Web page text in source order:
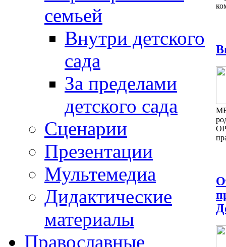
семьей
Внутри детского
сада
За пределами
детского сада
Сценарии
Презентации
Мультемедиа
Дидактические
материалы
Православные